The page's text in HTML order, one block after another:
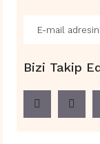
Bizi Takip